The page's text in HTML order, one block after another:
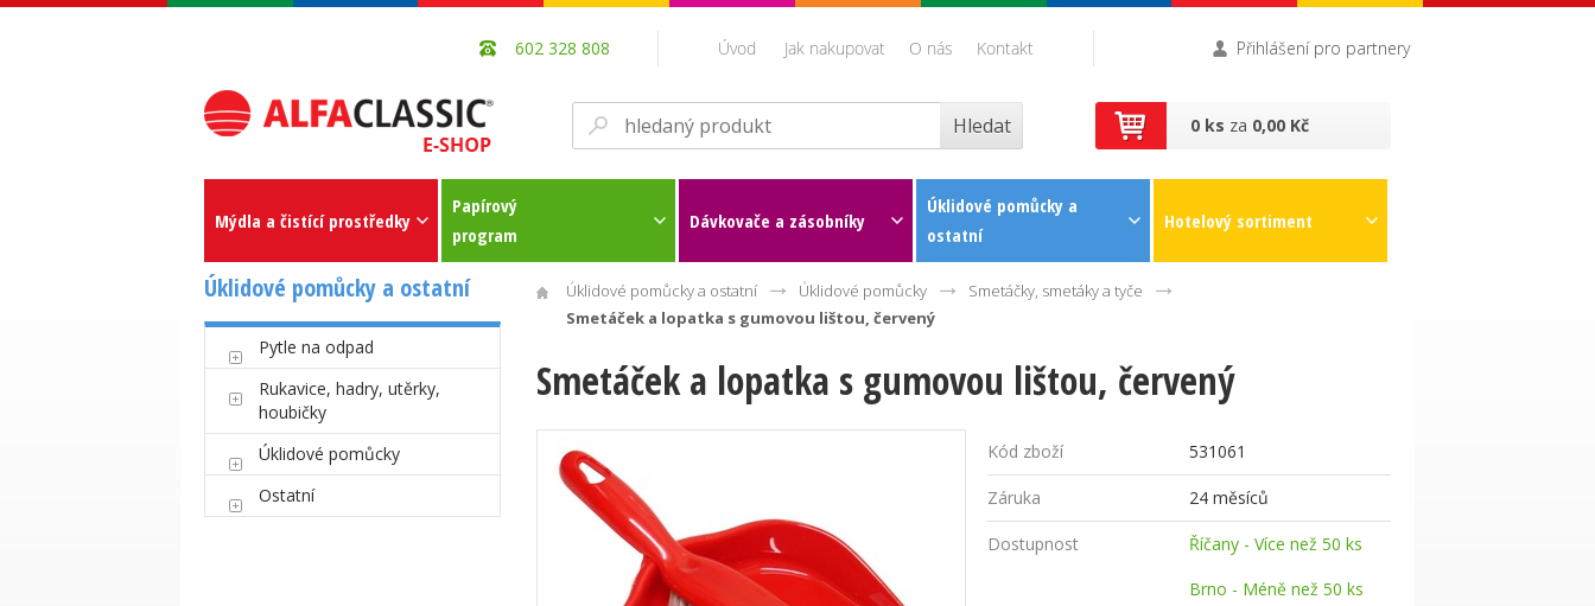
Přihlášení pro partnery
Úvod Jak nakupovat O nás Kontakt
602 328 808
0 ks za 0,00 Kč
Mýdla a čistící prostředky
Papírový
program
Dávkovače a zásobníky
Úklidové pomůcky a
ostatní
Hotelový sortiment
Úklidové pomůcky a ostatní
Pytle na odpad
Rukavice, hadry, utěrky,
houbičky
Úklidové pomůcky
Ostatní
Úklidové pomůcky a ostatní Úklidové pomůcky
Smetáčky, smetáky a tyče
Smetáček a lopatka s gumovou lištou, červený
Smetáček a lopatka s gumovou lištou, červený
Kód zboží 531061
Záruka 24 měsíců
Dostupnost
Říčany - Více než 50 ks
Brno - Méně než 50 ks